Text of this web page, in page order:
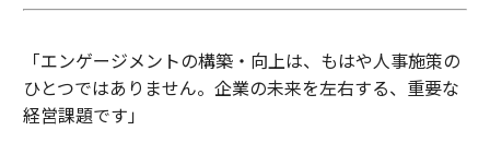
「エンゲージメントの構築・向上は、もはや人事施策の
ひとつではありません。企業の未来を左右する、重要な
経営課題です」